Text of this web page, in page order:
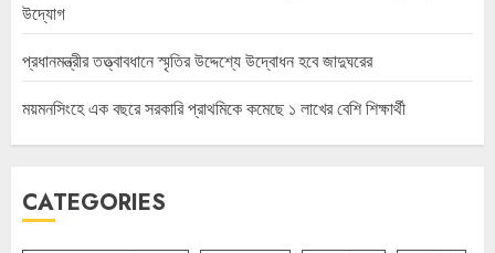
উদ্যোগ
প্রধানমন্ত্রীর তত্ত্বাবধানে স্মৃতির উদ্দেশ্যে উদ্বোধন হবে জাদুঘরের
ময়মনসিংহে এক বছরে সরকারি প্রাথমিকে কমেছে ১ লাখের বেশি শিক্ষার্থী
CATEGORIES